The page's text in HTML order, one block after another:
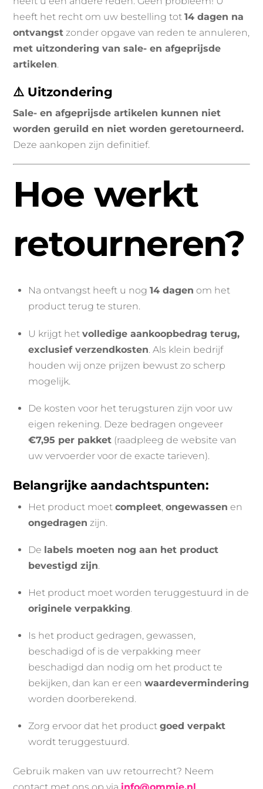
heeft het recht om uw bestelling tot14 dagen na
ontvangst zonder opgave van reden te annuleren,
met uitzondering van sale- en afgeprijsde
artikelen.
⚠️ Uitzondering
Sale- en afgeprijsde artikelen kunnen niet
worden geruild en niet worden geretourneerd.
Deze aankopen zijn definitief.
Hoe werkt
retourneren?
Na ontvangst heeft u nog 14 dagen om het
product terug te sturen.
U krijgt het volledige aankoopbedrag terug,
exclusief verzendkosten. Als klein bedrijf
houden wij onze prijzen bewust zo scherp
mogelijk.
De kosten voor het terugsturen zijn voor uw
eigen rekening. Deze bedragen ongeveer
€7,95 per pakket (raadpleeg de website van
uw vervoerder voor de exacte tarieven).
Belangrijke aandachtspunten:
Het product moet compleet, ongewassen en
ongedragen zijn.
De labels moeten nog aan het product
bevestigd zijn.
Het product moet worden teruggestuurd in de
originele verpakking.
Is het product gedragen, gewassen,
beschadigd of is de verpakking meer
beschadigd dan nodig om het product te
bekijken, dan kan er een waardevermindering
worden doorberekend.
Zorg ervoor dat het product goed verpakt
wordt teruggestuurd.
Gebruik maken van uw retourrecht? Neem
contact met ons op via info@ommie.nl